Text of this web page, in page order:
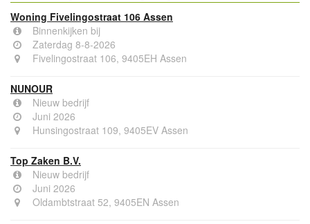
Woning Fivelingostraat 106 Assen
Binnenkijken bij
Zaterdag 8-8-2026
Fivelingostraat 106, 9405EH Assen
NUNOUR
Nieuw bedrijf
Juni 2026
Hunsingostraat 109, 9405EV Assen
Top Zaken B.V.
Nieuw bedrijf
Juni 2026
Oldambtstraat 52, 9405EN Assen